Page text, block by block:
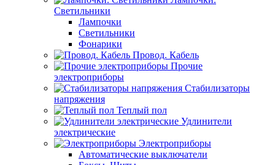
Светильники
Лампочки
Светильники
Фонарики
Провод. Кабель
Прочие
электроприборы
Стабилизаторы
напряжения
Теплый пол
Удлинители
электрические
Электроприборы
Автоматические выключатели